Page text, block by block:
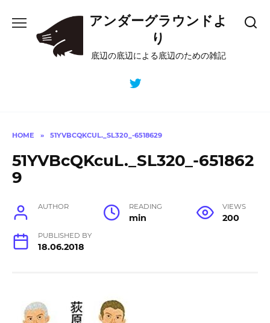
content
アンダーグラウンドよ
り
底辺の底辺による底辺のための雑記
HOME » 51YVBCQKCUL._SL320_-6518629
51YVBcQKcuL._SL320_-651862
9
AUTHOR READING
min
VIEWS
200
PUBLISHED BY
18.06.2018